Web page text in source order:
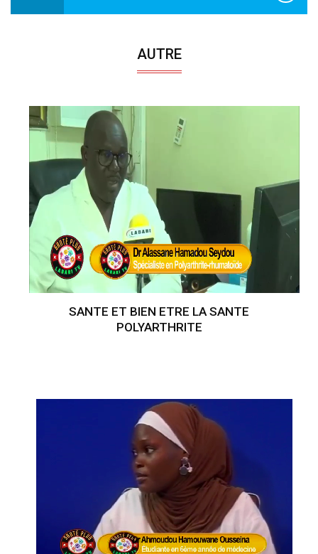
AUTRE
SANTE ET BIEN ETRE LA SANTE
POLYARTHRITE